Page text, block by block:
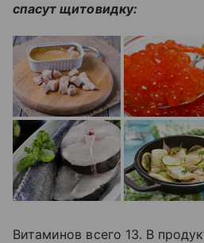
спасут щитовидку:
Витаминов всего 13. В